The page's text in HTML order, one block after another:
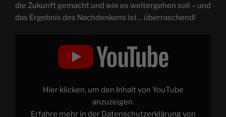
die Zukunft gemacht und wie es weitergehen soll – und
das Ergebnis des Nachdenkens ist… überraschend!
Hier klicken, um den Inhalt von YouTube
anzuzeigen.
Erfahre mehr in der Datenschutzerklärung von